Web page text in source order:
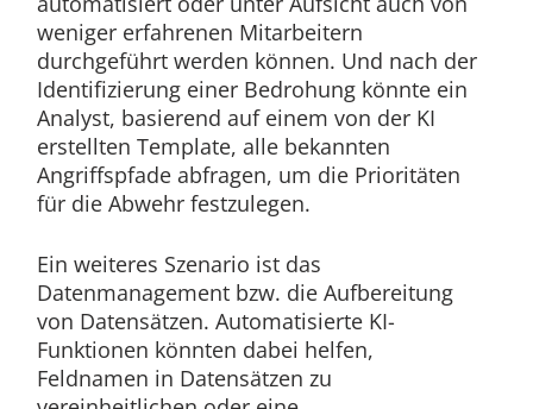
weniger erfahrenen Mitarbeitern
durchgeführt werden können. Und nach der
Identifizierung einer Bedrohung könnte ein
Analyst, basierend auf einem von der KI
erstellten Template, alle bekannten
Angriffspfade abfragen, um die Prioritäten
für die Abwehr festzulegen.
Ein weiteres Szenario ist das
Datenmanagement bzw. die Aufbereitung
von Datensätzen. Automatisierte KI-
Funktionen könnten dabei helfen,
Feldnamen in Datensätzen zu